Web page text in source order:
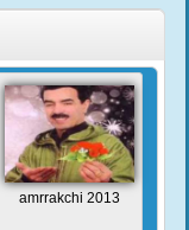
amrrakchi 2013